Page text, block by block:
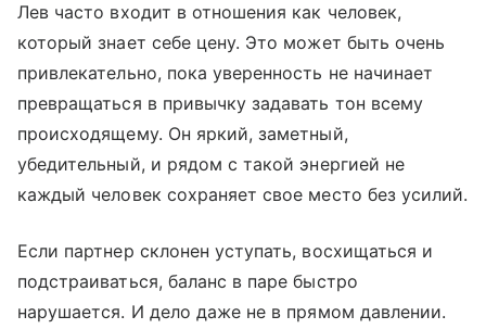
Лев часто входит в отношения как человек,
который знает себе цену. Это может быть очень
привлекательно, пока уверенность не начинает
превращаться в привычку задавать тон всему
происходящему. Он яркий, заметный,
убедительный, и рядом с такой энергией не
каждый человек сохраняет свое место без усилий.
Если партнер склонен уступать, восхищаться и
подстраиваться, баланс в паре быстро
нарушается. И дело даже не в прямом давлении.